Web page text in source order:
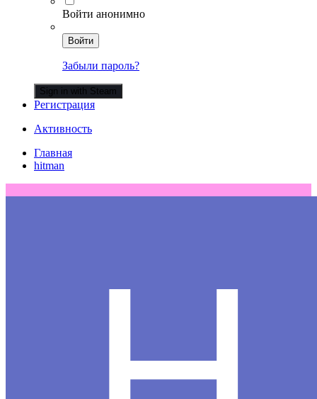
Войти анонимно
Войти
Забыли пароль?
Sign in with Steam
Регистрация
Активность
Главная
hitman